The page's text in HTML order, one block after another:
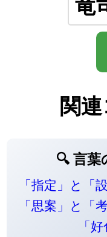
関
🔍 言葉
「指定」と「
「思案」と「
「